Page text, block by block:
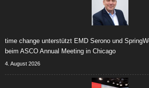
time change unterstützt EMD Serono und
beim ASCO Annual Meeting in Chicago
4. August 2026